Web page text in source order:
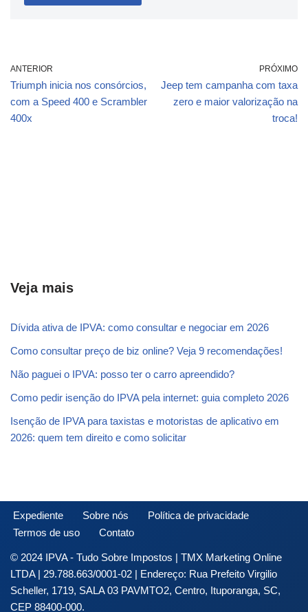
ANTERIOR
Triumph inicia nos consórcios,
com a Speed 400 e Scrambler
400x
PRÓXIMO
Jeep tem campanha com taxa
zero e maior valorização na
troca!
Veja mais
Dívida ativa de IPVA: como consultar e negociar em 2026
Como consultar preço de biz online? Veja 9 recomendações!
Não paguei o IPVA: posso ter o carro apreendido?
Como pedir isenção do IPVA pela internet: guia completo 2026
Isenção de IPVA para taxistas e motoristas de aplicativo em
2026: quem tem direito e como solicitar
Expediente Sobre nós
Política de privacidade
Termos de uso
Contato
© 2024 IPVA - Tudo Sobre Impostos | TMX Marketing Online
LTDA | 29.788.663/0001-02 | Endereço: Rua Prefeito Virgilio
Scheller, 1719, SALA 03 PAVMTO2, Centro, Ituporanga, SC,
CEP 88400-000.